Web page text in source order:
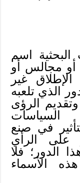
اسم
أو مجالس أو
غير
الذي تلعبه
الرؤى
في صنع
على الرأي
الدور؛ فلا
الأسماء